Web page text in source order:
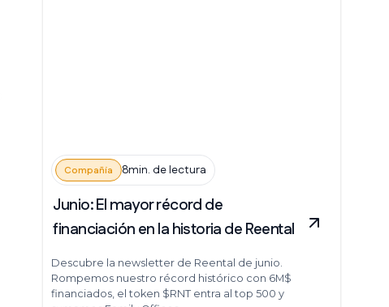
Compañía 8min. de lectura
Junio: El mayor récord de
financiación en la historia de Reental
Descubre la newsletter de Reental de junio.
Rompemos nuestro récord histórico con 6M$
financiados, el token $RNT entra al top 500 y